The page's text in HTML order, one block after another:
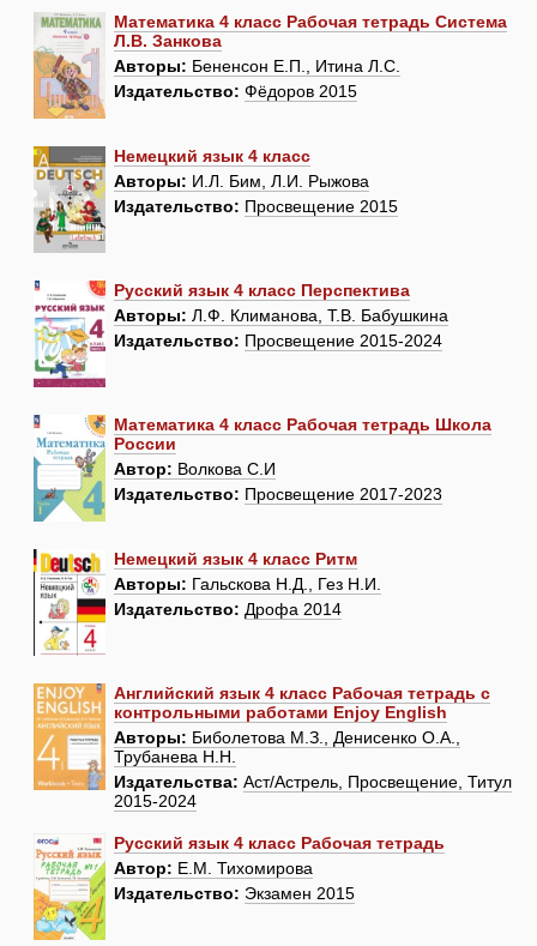
Математика 4 класс Рабочая тетрадь Система
Л.В. Занкова
Авторы: Бененсон Е.П., Итина Л.С.
Издательство: Фёдоров 2015
Немецкий язык 4 класс
Авторы: И.Л. Бим, Л.И. Рыжова
Издательство: Просвещение 2015
Русский язык 4 класс Перспектива
Авторы: Л.Ф. Климанова, Т.В. Бабушкина
Издательство: Просвещение 2015-2024
Математика 4 класс Рабочая тетрадь Школа
России
Автор: Волкова С.И
Издательство: Просвещение 2017-2023
Немецкий язык 4 класс Ритм
Авторы: Гальскова Н.Д., Гез Н.И.
Издательство: Дрофа 2014
Английский язык 4 класс Рабочая тетрадь с
контрольными работами Enjoy English
Авторы: Биболетова М.З., Денисенко О.А.,
Трубанева Н.Н.
Издательства: Аст/Астрель, Просвещение, Титул
2015-2024
Русский язык 4 класс Рабочая тетрадь
Автор: Е.М. Тихомирова
Издательство: Экзамен 2015